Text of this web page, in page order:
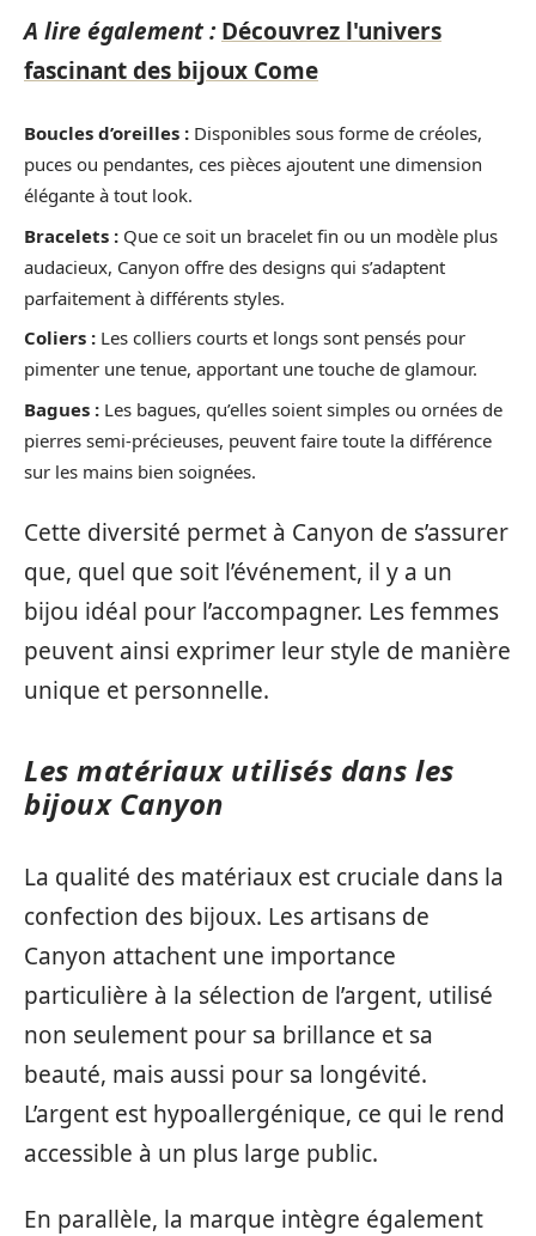
A lire également : Découvrez l'univers
fascinant des bijoux Come
Boucles d’oreilles : Disponibles sous forme de créoles,
puces ou pendantes, ces pièces ajoutent une dimension
élégante à tout look.
Bracelets : Que ce soit un bracelet fin ou un modèle plus
audacieux, Canyon offre des designs qui s’adaptent
parfaitement à différents styles.
Coliers : Les colliers courts et longs sont pensés pour
pimenter une tenue, apportant une touche de glamour.
Bagues : Les bagues, qu’elles soient simples ou ornées de
pierres semi-précieuses, peuvent faire toute la différence
sur les mains bien soignées.
Cette diversité permet à Canyon de s’assurer
que, quel que soit l’événement, il y a un
bijou idéal pour l’accompagner. Les femmes
peuvent ainsi exprimer leur style de manière
unique et personnelle.
Les matériaux utilisés dans les
bijoux Canyon
La qualité des matériaux est cruciale dans la
confection des bijoux. Les artisans de
Canyon attachent une importance
particulière à la sélection de l’argent, utilisé
non seulement pour sa brillance et sa
beauté, mais aussi pour sa longévité.
L’argent est hypoallergénique, ce qui le rend
accessible à un plus large public.
En parallèle, la marque intègre également